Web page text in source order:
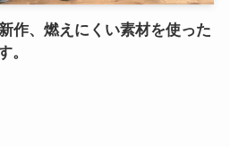
作、燃えにくい素材を使った
。